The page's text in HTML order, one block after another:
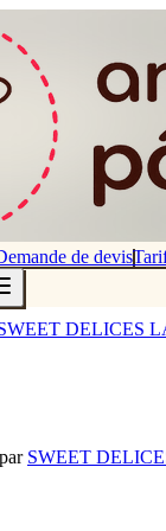
de devis
DELICES
par SWEET